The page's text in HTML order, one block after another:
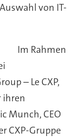
von IT-
Im Rahmen
– Le CXP,
ihren
Munch, CEO
CXP-Gruppe